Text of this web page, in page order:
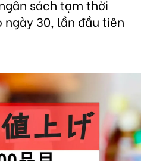
sách tạm thời
30, lần đầu tiên